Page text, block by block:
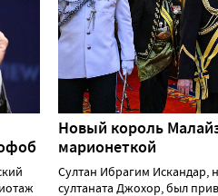
Новый король
марионеткой
Султан Ибрагим Искандар,
султаната Джохор, был